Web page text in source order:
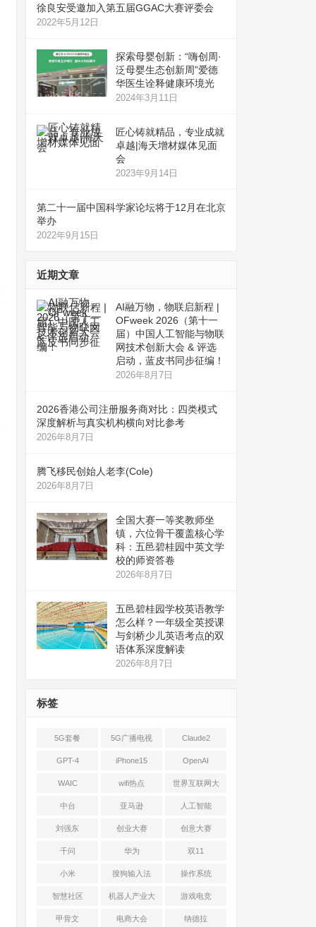
徐良安受邀加入第五届GGAC大赛评委会
2022年5月12日
探索母婴创新：“嗨创周·
泛母婴生态创新周”爱德
华医生诠释健康环境光
2024年3月11日
匠心铸就精品，专业成就
卓越|海天增材媒体见面
会
2023年9月14日
第二十一届中国科学家论坛将于12月在北京
举办
2022年9月15日
近期文章
AI融万物，物联启新程 |
OFweek 2026（第十一
届）中国人工智能与物联
网技术创新大会 & 评选
启动，蓝皮书同步征编！
2026年8月7日
2026香港公司注册服务商对比：四类模式
深度解析与真实机构横向对比参考
2026年8月7日
腾飞移民创始人老李(Cole)
2026年8月7日
全国大赛一等奖教师坐
镇，六位骨干覆盖核心学
科：五邑碧桂园中英文学
校的师资答卷
2026年8月7日
五邑碧桂园学校英语教学
怎么样？一年级全英授课
与剑桥少儿英语考点的双
语体系深度解读
2026年8月7日
标签
5G套餐 5G广播电视 Claude2
GPT-4 iPhone15 OpenAI
WAIC wifi热点 世界互联网大
会
中台 亚马逊 人工智能
刘强东 创业大赛 创意大赛
千问 华为 双11
小米 搜狗输入法 操作系统
智慧社区 机器人产业大
会
游戏电竞
甲骨文 电商大会 纳德拉